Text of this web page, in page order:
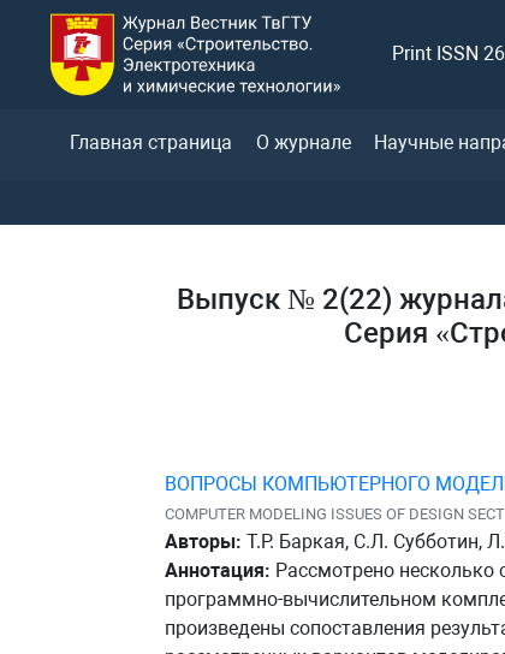
Print ISSN
Главная страница О журнале Научные
Выпуск № 2(22)
Серия
ВОПРОСЫ КОМПЬЮТЕРНОГО
COMPUTER MODELING ISSUES OF DESIGN
Авторы: Т.Р. Баркая, С.Л. Субботин,
Аннотация: Рассмотрено несколько
программно-вычислительном
произведены сопоставления